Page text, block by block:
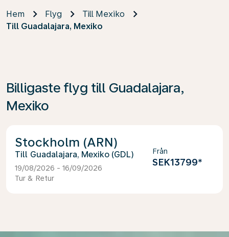
Hem Flyg
Till Mexiko
Till Guadalajara, Mexiko
Billigaste flyg till Guadalajara,
Mexiko
Stockholm (ARN)
Guadalajara, Mexiko (GDL)
19/08/2026 - 16/09/2026
Tur & Retur
Från
SEK13799*